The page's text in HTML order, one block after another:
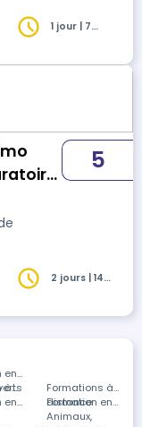
1 jour | 7
5
2 jours | 14
en
à
Formations à
distance
en
Formation en
Animaux,